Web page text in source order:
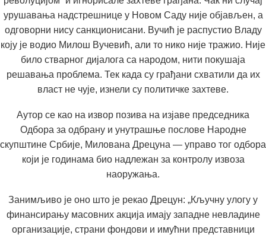
урушавања надстрешнице у Новом Саду није објављен, а
одговорни нису санкционисани. Вучић је распустио Владу
коју је водио Милош Вучевић, али то нико није тражио. Није
било стварног дијалога са народом, нити покушаја
решавања проблема. Тек када су грађани схватили да их
власт не чује, изнели су политичке захтеве.
Аутор се као на извор позива на изјаве председника
Одбора за одбрану и унутрашње послове Народне
скупштине Србије, Милована Дрецуна — управо тог одбора
који је годинама био надлежан за контролу извоза
наоружања.
Занимљиво је оно што је рекао Дрецун: „Кључну улогу у
финансирању масовних акција имају западне невладине
организације, страни фондови и имућни представници